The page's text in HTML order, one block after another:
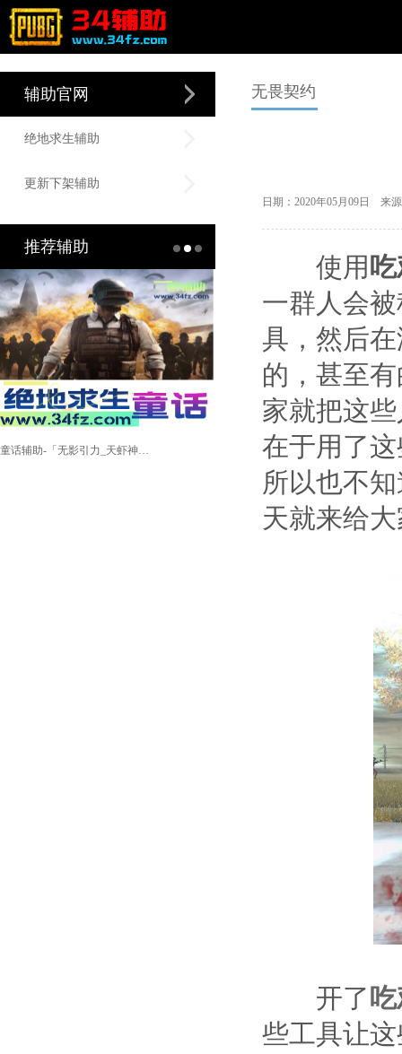
辅助官网
绝地求生辅助
更新下架辅助
推荐辅助
童话辅助-「无影引力_天虾神锅_锁定追踪」
无畏契约
日期：2020年05月09日 来
使用
一群人会
具，然后
的，甚至
家就把这
在于用了
所以也不
天就来给
开了
些工具让